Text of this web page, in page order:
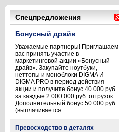
Спецпредложения
Бонусный драйв
Уважаемые партнеры! Приглашаем
вас принять участие в
маркетинговой акции «Бонусный
драйв». Закупайте ноутбуки,
неттопы и моноблоки DIGMA И
DIGMA PRO в период действия
акции и получите бонус 40 000 руб.
за каждые 2 000 000 руб. отгрузок.
Дополнительный бонус 50 000 руб.
(выплачивается ...
Превосходство в деталях